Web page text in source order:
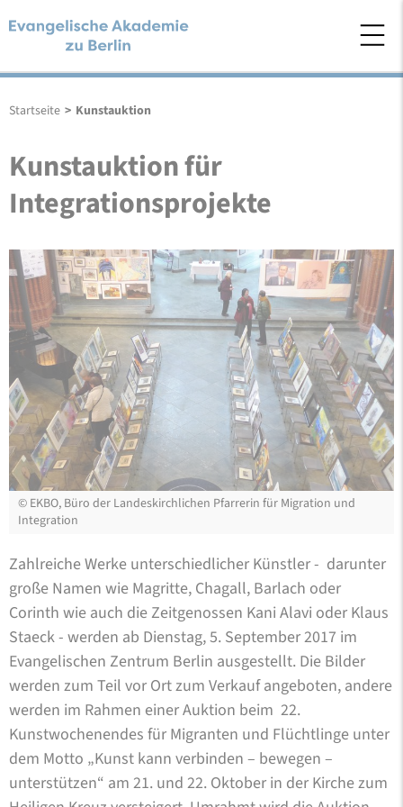
Startseite > Kunstauktion
Kunstauktion für
Integrationsprojekte
© EKBO, Büro der Landeskirchlichen Pfarrerin für Migration und
Integration
Zahlreiche Werke unterschiedlicher Künstler - darunter
große Namen wie Magritte, Chagall, Barlach oder
Corinth wie auch die Zeitgenossen Kani Alavi oder Klaus
Staeck - werden ab Dienstag, 5. September 2017 im
Evangelischen Zentrum Berlin ausgestellt. Die Bilder
werden zum Teil vor Ort zum Verkauf angeboten, andere
werden im Rahmen einer Auktion beim 22.
Kunstwochenendes für Migranten und Flüchtlinge unter
dem Motto „Kunst kann verbinden – bewegen –
unterstützen“ am 21. und 22. Oktober in der Kirche zum